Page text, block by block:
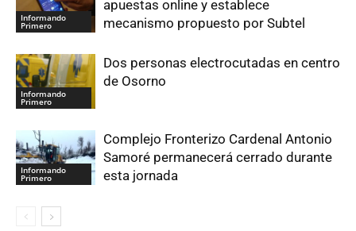
Informando
Primero
apuestas online y establece
mecanismo propuesto por Subtel
Informando
Primero
Dos personas electrocutadas en centro
de Osorno
Informando
Primero
Complejo Fronterizo Cardenal Antonio
Samoré permanecerá cerrado durante
esta jornada